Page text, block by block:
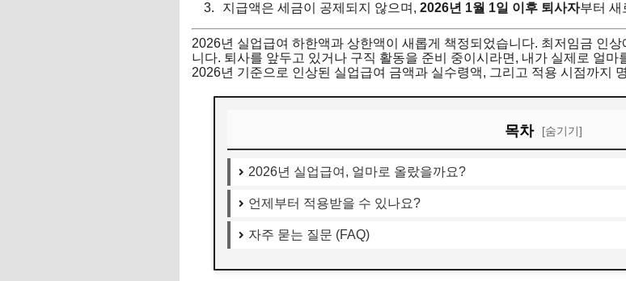
지급액은 세금이 공제되지 않으며, 2026년 1월 1일 이후 퇴사자부터 새
2026년 실업급여 하한액과 상한액이 새롭게 책정되었습니다. 최저임금 인
니다. 퇴사를 앞두고 있거나 구직 활동을 준비 중이시라면, 내가 실제로 얼
2026년 기준으로 인상된 실업급여 금액과 실수령액, 그리고 적용 시점까지
목차 [숨기기]
2026년 실업급여, 얼마로 올랐을까요?
언제부터 적용받을 수 있나요?
자주 묻는 질문 (FAQ)